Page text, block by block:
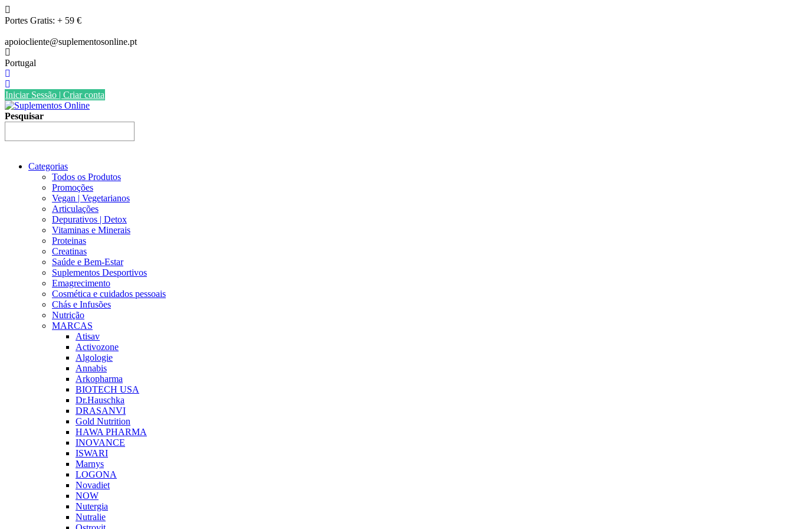
Skip
to
Portes Gratis: + 59 €
apoiocliente@suplementosonline.pt
Portugal
Iniciar Sessão | Criar conta
Pesquisar
Categorias
Todos os Produtos
Promoções
Vegan | Vegetarianos
Articulações
Depurativos | Detox
Vitaminas e Minerais
Proteinas
Creatinas
Saúde e Bem-Estar
Suplementos Desportivos
Emagrecimento
Cosmética e cuidados pessoais
Chás e Infusões
Nutrição
MARCAS
Atisav
Activozone
Algologie
Annabis
Arkopharma
BIOTECH USA
Dr.Hauschka
DRASANVI
Gold Nutrition
HAWA PHARMA
INOVANCE
ISWARI
Marnys
LOGONA
Novadiet
NOW
Nutergia
Nutralie